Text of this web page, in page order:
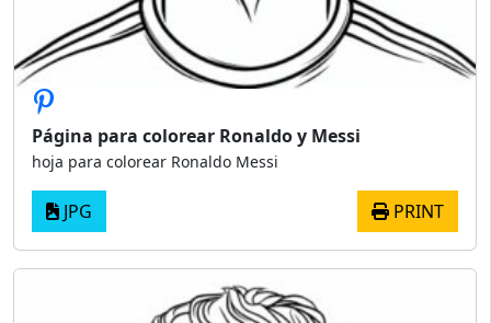
Página para colorear Ronaldo y Messi
hoja para colorear Ronaldo Messi
JPG PRINT